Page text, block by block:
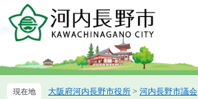
ー
先
ニ
を
大阪府河内長野市役所 > 河内長野市議会